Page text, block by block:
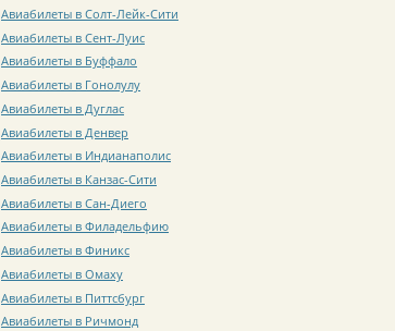
Авиабилеты в Солт-Лейк-Сити
Авиабилеты в Сент-Луис
Авиабилеты в Буффало
Авиабилеты в Гонолулу
Авиабилеты в Дуглас
Авиабилеты в Денвер
Авиабилеты в Индианаполис
Авиабилеты в Канзас-Сити
Авиабилеты в Сан-Диего
Авиабилеты в Филадельфию
Авиабилеты в Финикс
Авиабилеты в Омаху
Авиабилеты в Питтсбург
Авиабилеты в Ричмонд